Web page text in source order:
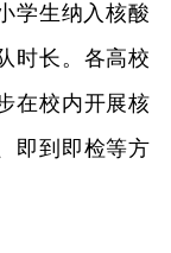
学生纳入核酸
时长。各高校
在校内开展核
即到即检等方